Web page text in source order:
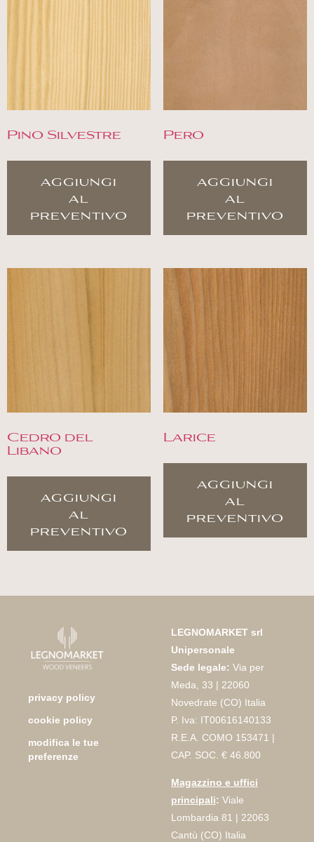
Pino Silvestre
aggiungi
al
preventivo
Pero
aggiungi
al
preventivo
Cedro del
Libano
aggiungi
al
preventivo
Larice
aggiungi
al
preventivo
privacy policy
cookie policy
modifica le tue
preferenze
LEGNOMARKET srl
Unipersonale
Sede legale: Via per
Meda, 33 | 22060
Novedrate (CO) Italia
P. Iva: IT00616140133
R.E.A. COMO 153471 |
CAP. SOC. € 46.800
Magazzino e uffici
principali: Viale
Lombardia 81 | 22063
Cantù (CO) Italia